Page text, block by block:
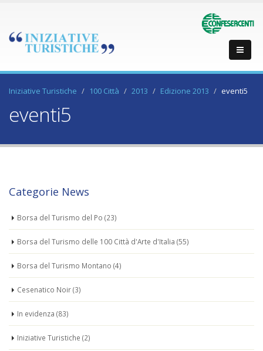
Iniziative Turistiche 100 Città 2013 Edizione 2013 eventi5
eventi5
Categorie News
Borsa del Turismo del Po (23)
Borsa del Turismo delle 100 Città d'Arte d'Italia (55)
Borsa del Turismo Montano (4)
Cesenatico Noir(3)
In evidenza (83)
Iniziative Turistiche (2)